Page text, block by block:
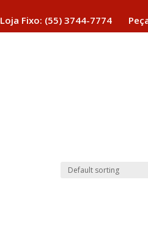
Loja Fixo: (55) 3744-7774